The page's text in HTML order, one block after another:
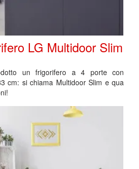
LG Multidoor Slim
un frigorifero a 4 porte con
cm: si chiama Multidoor Slim e qua